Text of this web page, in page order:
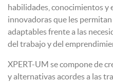
habilidades, conocimientos y
innovadoras que les
adaptables frente a las
del trabajo y del
XPERT-UM se compone de
y alternativas acordes a las